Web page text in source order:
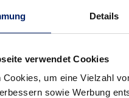
Details
verwendet Cookies
Cookies, um eine Vielzahl
sowie Werbung